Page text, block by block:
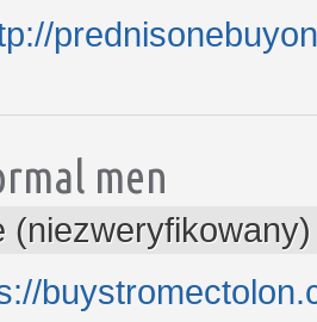
men
(niezweryfikowany)